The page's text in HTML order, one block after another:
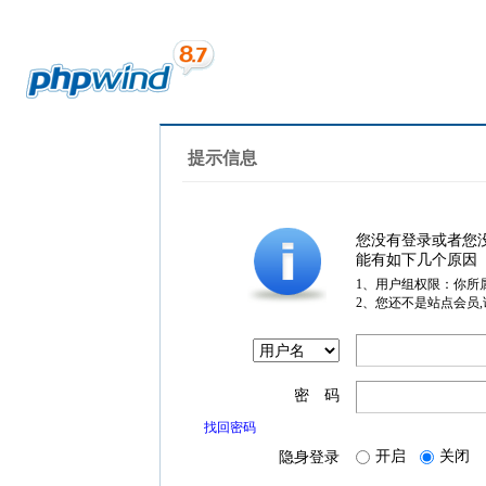
提示信息
您没有登录或者您
能有如下几个原因
1、用户组权限：你所
2、您还不是站点会员
密 码
找回密码
隐身登录 开启 关闭